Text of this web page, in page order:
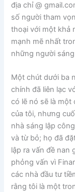
địa chỉ @
số người tham
thoại với một khả
mạnh mẽ nhất
những người
Một chút dưới ba
chính đã liên lạc
có lẽ nó sẽ là một
của tôi, nhưng
nhà sáng lập
và từ bỏ; họ đã
lập ra vấn đề nan
phỏng vấn vì
các nhà đầu tư
rằng tôi là một